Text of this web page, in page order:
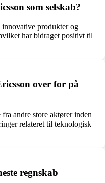
som selskab?
produkter og
har bidraget positivt til
over for på
andre store aktører inden
relateret til teknologisk
regnskab